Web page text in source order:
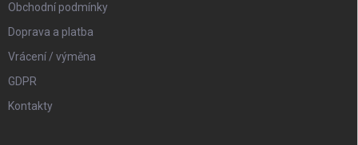
Obchodní podmínky
Doprava a platba
Vrácení / výměna
GDPR
Kontakty